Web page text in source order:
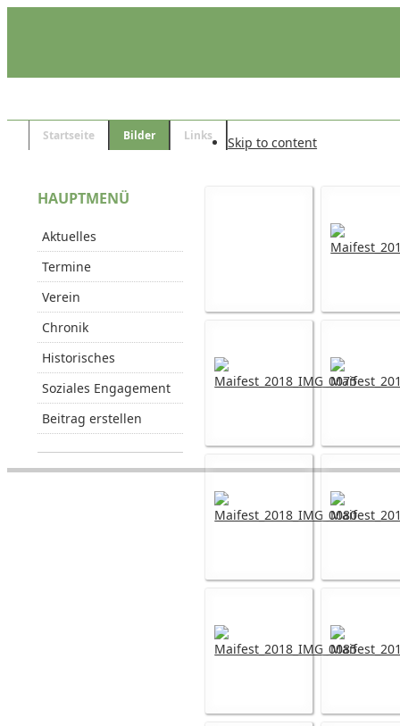
Startseite Bilder Links Skip to content
HAUPTMENÜ
Aktuelles
Termine
Verein
Chronik
Historisches
Soziales Engagement
Beitrag erstellen